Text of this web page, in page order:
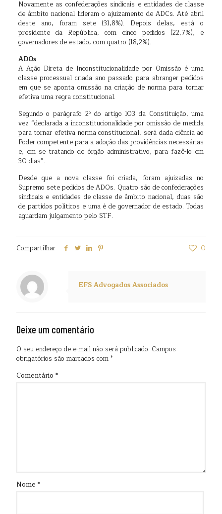
Novamente as confederações sindicais e entidades de classe
de âmbito nacional lideram o ajuizamento de ADCs. Até abril
deste ano, foram sete (31,8%). Depois delas, está o
presidente da República, com cinco pedidos (22,7%), e
governadores de estado, com quatro (18,2%).
ADOs
A Ação Direta de Inconstitucionalidade por Omissão é uma
classe processual criada ano passado para abranger pedidos
em que se aponta omissão na criação de norma para tornar
efetiva uma regra constitucional.
Segundo o parágrafo 2º do artigo 103 da Constituição, uma
vez “declarada a inconstitucionalidade por omissão de medida
para tornar efetiva norma constitucional, será dada ciência ao
Poder competente para a adoção das providências necessárias
e, em se tratando de órgão administrativo, para fazê-lo em
30 dias”.
Desde que a nova classe foi criada, foram ajuizadas no
Supremo sete pedidos de ADOs. Quatro são de confederações
sindicais e entidades de classe de âmbito nacional, duas são
de partidos políticos e uma é de governador de estado. Todas
aguardam julgamento pelo STF.
Compartilhar 0
EFS Advogados Associados
Deixe um comentário
O seu endereço de e-mail não será publicado. Campos
obrigatórios são marcados com*
Comentário *
Nome *